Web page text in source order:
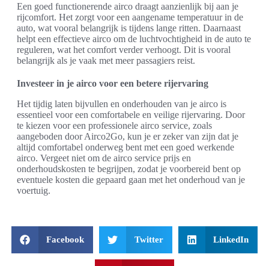
Een goed functionerende airco draagt aanzienlijk bij aan je
rijcomfort. Het zorgt voor een aangename temperatuur in de
auto, wat vooral belangrijk is tijdens lange ritten. Daarnaast
helpt een effectieve airco om de luchtvochtigheid in de auto te
reguleren, wat het comfort verder verhoogt. Dit is vooral
belangrijk als je vaak met meer passagiers reist.
Investeer in je airco voor een betere rijervaring
Het tijdig laten bijvullen en onderhouden van je airco is
essentieel voor een comfortabele en veilige rijervaring. Door
te kiezen voor een professionele airco service, zoals
aangeboden door Airco2Go, kun je er zeker van zijn dat je
altijd comfortabel onderweg bent met een goed werkende
airco. Vergeet niet om de airco service prijs en
onderhoudskosten te begrijpen, zodat je voorbereid bent op
eventuele kosten die gepaard gaan met het onderhoud van je
voertuig.
Facebook Twitter LinkedIn